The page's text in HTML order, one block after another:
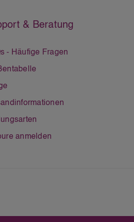
& Beratung
- Häufige Fragen
anmelden